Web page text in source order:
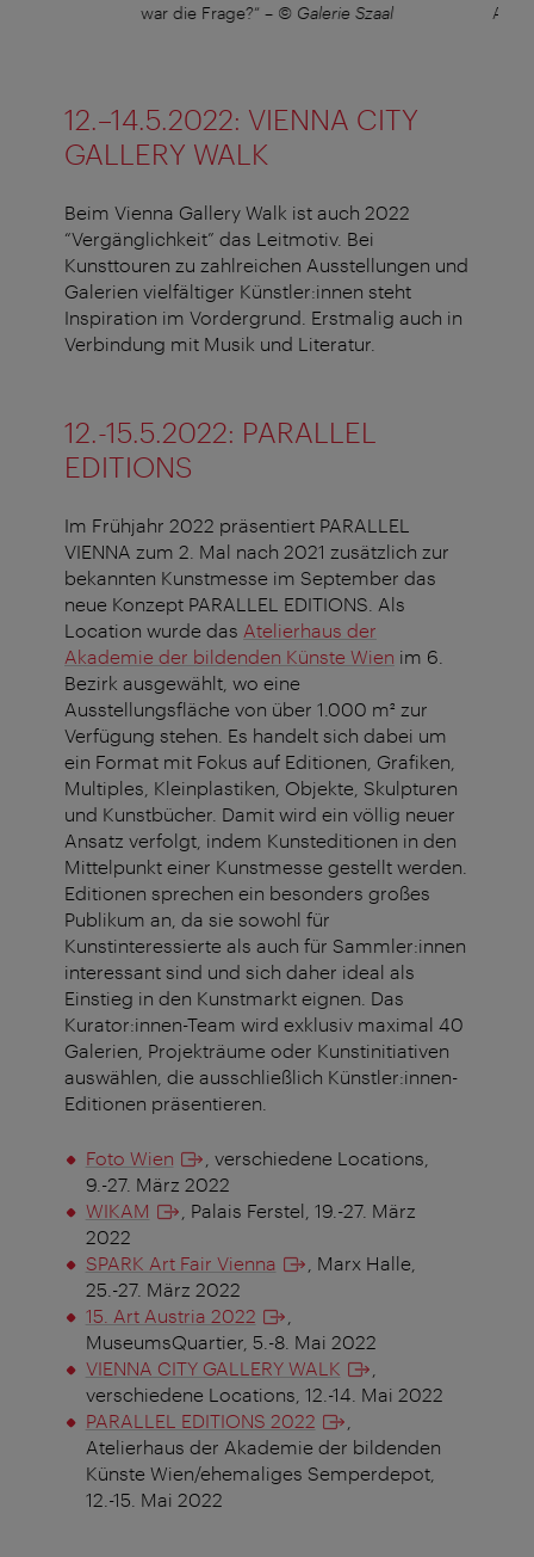
war die Frage?“ – © Galerie Szaal
12.–14.5.2022: VIENNA CITY
GALLERY WALK
Beim Vienna Gallery Walk ist auch 2022
“Vergänglichkeit” das Leitmotiv. Bei
Kunsttouren zu zahlreichen Ausstellungen und
Galerien vielfältiger Künstler:innen steht
Inspiration im Vordergrund. Erstmalig auch in
Verbindung mit Musik und Literatur.
12.-15.5.2022: PARALLEL
EDITIONS
Im Frühjahr 2022 präsentiert PARALLEL
VIENNA zum 2. Mal nach 2021 zusätzlich zur
bekannten Kunstmesse im September das
neue Konzept PARALLEL EDITIONS. Als
Location wurde das Atelierhaus der
Akademie der bildenden Künste Wien im 6.
Bezirk ausgewählt, wo eine
Ausstellungsfläche von über 1.000 m² zur
Verfügung stehen. Es handelt sich dabei um
ein Format mit Fokus auf Editionen, Grafiken,
Multiples, Kleinplastiken, Objekte, Skulpturen
und Kunstbücher. Damit wird ein völlig neuer
Ansatz verfolgt, indem Kunsteditionen in den
Mittelpunkt einer Kunstmesse gestellt werden.
Editionen sprechen ein besonders großes
Publikum an, da sie sowohl für
Kunstinteressierte als auch für Sammler:innen
interessant sind und sich daher ideal als
Einstieg in den Kunstmarkt eignen. Das
Kurator:innen-Team wird exklusiv maximal 40
Galerien, Projekträume oder Kunstinitiativen
auswählen, die ausschließlich Künstler:innen-
Editionen präsentieren.
Foto Wien
, verschiedene Locations,
9.-27. März 2022
WIKAM
, Palais Ferstel, 19.-27. März
2022
SPARK Art Fair Vienna
, Marx Halle,
25.-27. März 2022
15. Art Austria 2022
MuseumsQuartier, 5.-8. Mai 2022
VIENNA CITY GALLERY WALK
verschiedene Locations, 12.-14. Mai 2022
PARALLEL EDITIONS 2022
Atelierhaus der Akademie der bildenden
Künste Wien/ehemaliges Semperdepot,
12.-15. Mai 2022